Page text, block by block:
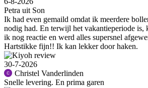
Petra uit Son
Ik had even gemaild omdat ik meerdere
nodig had. En terwijl het vakantieperiode is,
ik nog reactie en werd alles supersnel
Hartstikke fijn!! Ik kan lekker door haken.
30-7-2026
Christel Vanderlinden
Snelle levering. En prima garen